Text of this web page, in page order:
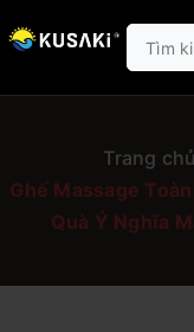
Trang chủ
Ghế Massage
Quà Ý Nghĩa